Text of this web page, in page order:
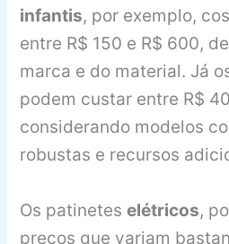
infantis, por exemplo,
entre R$ 150 e R$ 600,
marca e do material. Já
podem custar entre R$
considerando modelos
robustas e recursos
Os patineteselétricos,
preços que variam